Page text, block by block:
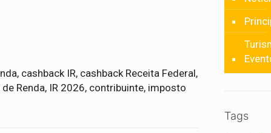
cashback IR, cashback Receita Federal,
Renda, IR 2026, contribuinte, imposto
Tags